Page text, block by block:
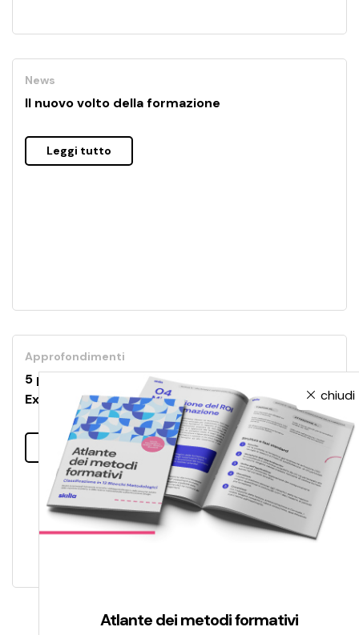
News
Il nuovo volto della formazione
Leggi tutto
Approfondimenti
5 punti per impostare un buon progetto di User
Experience
Leggi tutto
chiudi
Atlante dei metodi formativi